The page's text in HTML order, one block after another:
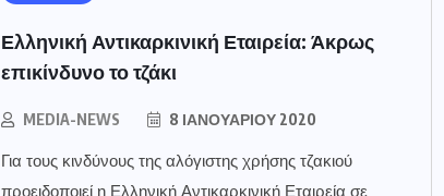
Ελληνική Αντικαρκινική Εταιρεία: Άκρως
επικίνδυνο το τζάκι
MEDIA-NEWS 8 ΙΑΝΟΥΑΡΊΟΥ 2020
Για τους κινδύνους της αλόγιστης χρήσης τζακιού